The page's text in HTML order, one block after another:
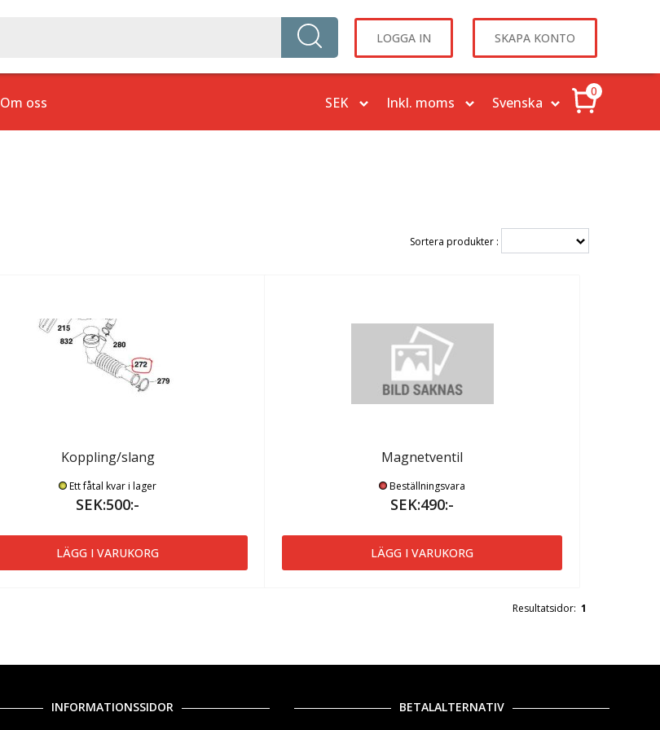
LOGGA IN SKAPA KONTO
Om oss
0
Sortera produkter :
Koppling/slang
Ett fåtal kvar i lager
SEK:500:-
LÄGG I VARUKORG
Magnetventil
Beställningsvara
SEK:490:-
LÄGG I VARUKORG
Resultatsidor: 1
INFORMATIONSSIDOR BETALALTERNATIV